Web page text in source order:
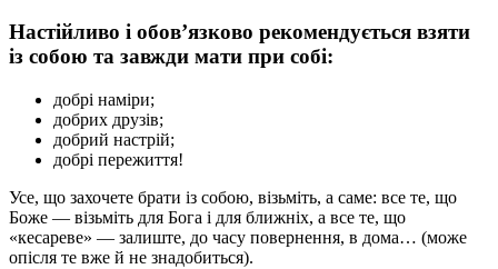
Настійливо і обов’язково рекомендується взяти
із собою та завжди мати при собі:
добрі наміри;
добрих друзів;
добрий настрій;
добрі пережиття!
Усе, що захочете брати із собою, візьміть, а саме: все те, що
Боже — візьміть для Бога і для ближніх, а все те, що
«кесареве» — залиште, до часу повернення, в дома… (може
опісля те вже й не знадобиться).